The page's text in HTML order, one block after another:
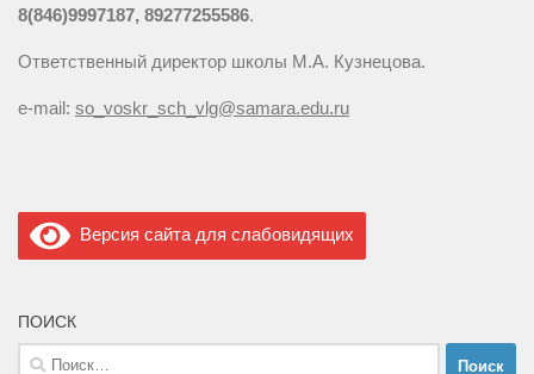
8(846)9997187, 89277255586.
Ответственный директор школы М.А. Кузнецова.
e-mail: so_voskr_sch_vlg@samara.edu.ru
Версия сайта для слабовидящих
ПОИСК
Найти: